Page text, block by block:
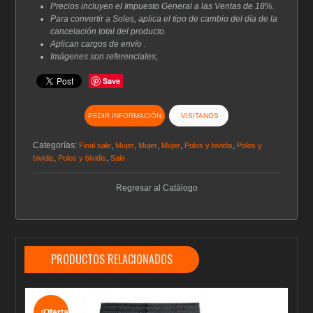
Precios incluyen el Impuesto General a las Ventas de 18%.
Para convertir a Soles, aplica el tipo de cambio del día de la
cancelación total del producto.
Aplican cargos de envío .
Imágenes son referenciales,
Save
PEDIR INFORMACIÓN VISITANOS
Categorías: Final sale Mujer Mujer Mujer Polos y bividis
Polos y
bividis
Polos y bividis ,Sale
Regresar al Catálogo
PRODUCTOS RELACIONADOS